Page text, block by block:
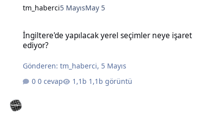
tm_haberci5 MayısMay 5
İngiltere'de yapılacak yerel seçimler neye işaret
ediyor?
Gönderen:tm_haberci, 5 Mayıs
0 cevap
1,1b görüntü